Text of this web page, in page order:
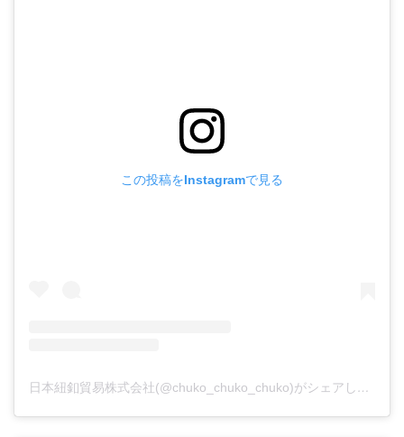
この投稿をInstagramで見る
日本紐釦貿易株式会社(@chuko_chuko_chuko)がシェアした投稿